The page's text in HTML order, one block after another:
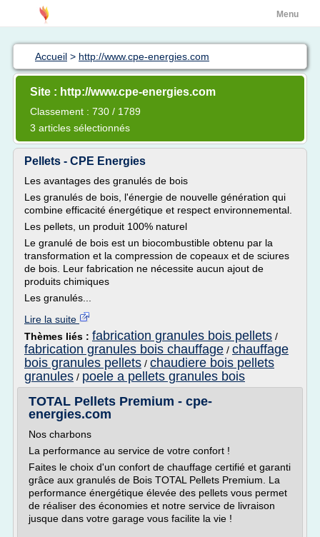
Menu
Accueil > http://www.cpe-energies.com
Site : http://www.cpe-energies.com
Classement : 730 / 1789
3 articles sélectionnés
Pellets - CPE Energies
Les avantages des granulés de bois
Les granulés de bois, l'énergie de nouvelle génération qui
combine efficacité énergétique et respect environnemental.
Les pellets, un produit 100% naturel
Le granulé de bois est un biocombustible obtenu par la
transformation et la compression de copeaux et de sciures
de bois. Leur fabrication ne nécessite aucun ajout de
produits chimiques
Les granulés...
Lire la suite
Thèmes liés : fabrication granules bois pellets /
fabrication granules bois chauffage / chauffage
bois granules pellets / chaudiere bois pellets
granules / poele a pellets granules bois
TOTAL Pellets Premium - cpe-
energies.com
Nos charbons
La performance au service de votre confort !
Faites le choix d'un confort de chauffage certifié et garanti
grâce aux granulés de Bois TOTAL Pellets Premium. La
performance énergétique élevée des pellets vous permet
de réaliser des économies et notre service de livraison
jusque dans votre garage vous facilite la vie !